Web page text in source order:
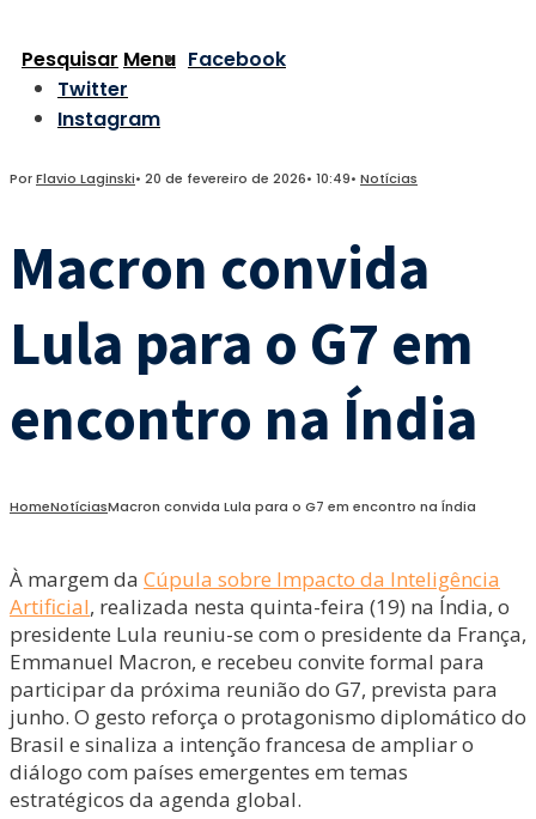
Pesquisar Menu Facebook
Twitter
Instagram
PorFlavio Laginski• 20 de fevereiro de 2026• 10:49• Notícias
Macron convida
Lula para o G7 em
encontro na Índia
HomeNotíciasMacron convida Lula para o G7 em encontro na Índia
À margem da Cúpula sobre Impacto da Inteligência
Artificial, realizada nesta quinta-feira (19) na Índia, o
presidente Lula reuniu-se com o presidente da França,
Emmanuel Macron, e recebeu convite formal para
participar da próxima reunião do G7, prevista para
junho. O gesto reforça o protagonismo diplomático do
Brasil e sinaliza a intenção francesa de ampliar o
diálogo com países emergentes em temas
estratégicos da agenda global.